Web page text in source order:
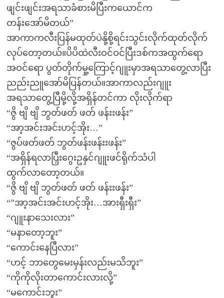
ဖျင်းဖျင်းအရသာခံစားမိပြီးကယောင်က
တန်းအော်မိတယ်”
အာကာကလီးပြန်မထုတ်ပဲနို့စို့ရင်းသွင်းလိုက်ထုတ်လိုက်
လုပ်တော့တယ်။ပိပိထဲလီးဝင်ဝင်ပြီးဒစ်ကအထွက်ရော
အဝင်ရော ပွတ်တိုက်မှု့ကြောင့်ဂျူးမှာအရသာတွေ့လာပြီး
ညည်းညူအော်မိပြန်တယ်။အာကာလည်းဂျူး
အရသာတွေ့ပြီမို့လို့အရှိန်တင်ကာ လိုးလိုက်ရာ
“ဇွိ ဗျိ ဗျိ ဘွတ်ဖတ် ဖတ် ဖန်းးဖန်း”
“အာ့အင်းအင်းဟင့်အိုး…”
“ဇွပ်ဖတ်ဖတ် ဘွတ်ဖန်းဖန်းးဖန်း”
“အရှိန်ရလာပြှီးဂွေးဥနှင်ဂျူးဖင်ရိုက်သံပါ
ထွက်လာတော့တယ်။
“ဇွိ ဗျိ ဗျိ ဘွတ်ဖတ် ဖတ် ဖန်းးဖန်း”
“”အာ့အင်းအင်းဟင့်အိုး…အားရှီးရှီး”
“ဂျူးနာသေးလား”
“မနာတော့ဘူး”
“ကောင်းနေပြီလား”
“ဟင့် ဘာတွေမေးမှန်းလည်းမသိဘူး”
“ကိုကိုလိုးတာကောင်းလားလို့”
“မကောင်းဘူး”